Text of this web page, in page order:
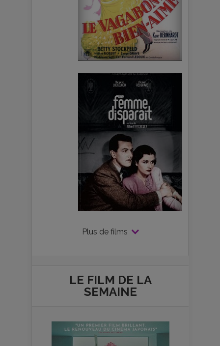
Plus de films
LE FILM DE LA
SEMAINE